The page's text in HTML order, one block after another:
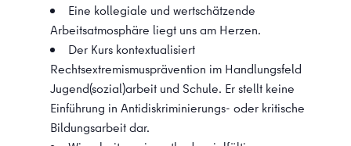
Eine kollegiale und wertschätzende
Arbeitsatmosphäre liegt uns am Herzen.
Der Kurs kontextualisiert
Rechtsextremismusprävention im Handlungsfeld
Jugend(sozial)arbeit und Schule. Er stellt keine
Einführung in Antidiskriminierungs- oder kritische
Bildungsarbeit dar.